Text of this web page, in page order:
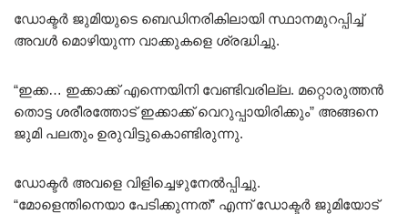
ഡോക്ടർ ജുമിയുടെ ബെഡിനരികിലായി സ്ഥാനമുറപ്പിച്ച്
അവൾ മൊഴിയുന്ന വാക്കുകളെ ശ്രദ്ധിച്ചു.
“ഇക്ക… ഇക്കാക്ക് എന്നെയിനി വേണ്ടിവരില്ല. മറ്റൊരുത്തൻ
തൊട്ട ശരീരത്തോട് ഇക്കാക്ക് വെറുപ്പായിരിക്കും” അങ്ങനെ
ജുമി പലതും ഉരുവിട്ടുകൊണ്ടിരുന്നു.
ഡോക്ടർ അവളെ വിളിച്ചെഴുനേൽപ്പിച്ചു.
“മോളെന്തിനെയാ പേടിക്കുന്നത്” എന്ന് ഡോക്ടർ ജുമിയോട്